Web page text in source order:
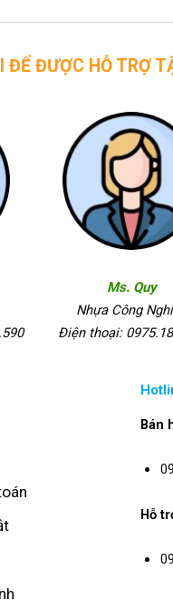
HỖ TRỢ
Ms. Quy
Nhựa Công
Điện thoại:
Bán
Hỗ